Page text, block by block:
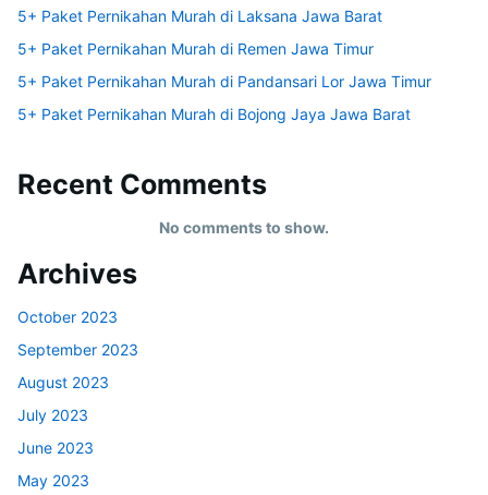
5+ Paket Pernikahan Murah di Laksana Jawa Barat
5+ Paket Pernikahan Murah di Remen Jawa Timur
5+ Paket Pernikahan Murah di Pandansari Lor Jawa Timur
5+ Paket Pernikahan Murah di Bojong Jaya Jawa Barat
Recent Comments
No comments to show.
Archives
October 2023
September 2023
August 2023
July 2023
June 2023
May 2023